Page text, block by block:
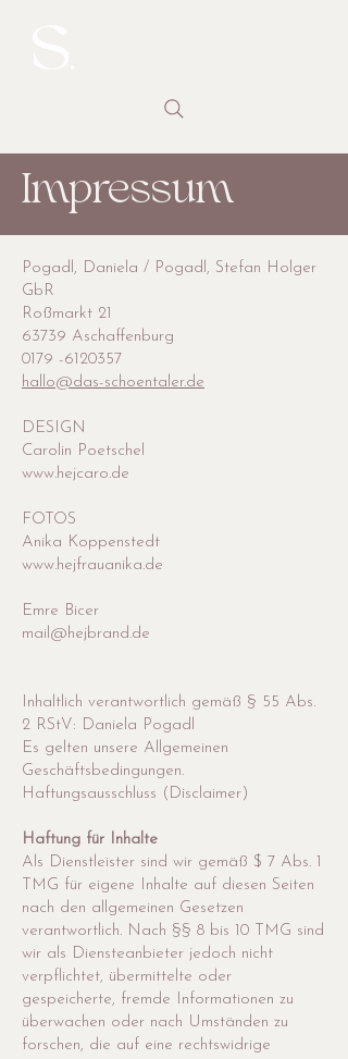
Impressum
Pogadl, Daniela / Pogadl, Stefan Holger
GbR
Roßmarkt 21
63739 Aschaffenburg
0179 -6120357
hallo@das-schoentaler.de
DESIGN
Carolin Poetschel
www.hejcaro.de
FOTOS
Anika Koppenstedt
www.hejfrauanika.de
Emre Bicer
mail@hejbrand.de
Inhaltlich verantwortlich gemäß § 55 Abs.
2 RStV: Daniela Pogadl
Es gelten unsere Allgemeinen
Geschäftsbedingungen.
Haftungsausschluss (Disclaimer)
Haftung für Inhalte
Als Dienstleister sind wir gemäß $ 7 Abs. 1
TMG für eigene Inhalte auf diesen Seiten
nach den allgemeinen Gesetzen
verantwortlich. Nach §§ 8 bis 10 TMG sind
wir als Diensteanbieter jedoch nicht
verpflichtet, übermittelte oder
gespeicherte, fremde Informationen zu
überwachen oder nach Umständen zu
forschen, die auf eine rechtswidrige